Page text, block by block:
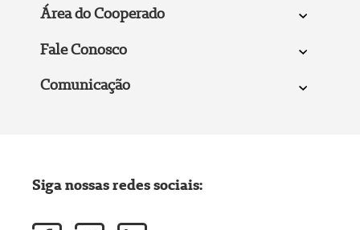
Área do Cooperado
Fale Conosco
Comunicação
Siga nossas redes sociais: